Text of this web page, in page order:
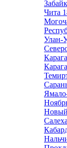
Чита
Улан-